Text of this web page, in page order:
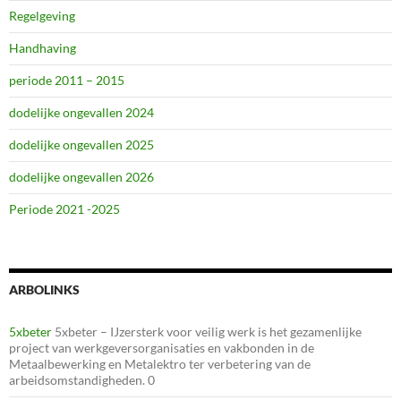
Regelgeving
Handhaving
periode 2011 – 2015
dodelijke ongevallen 2024
dodelijke ongevallen 2025
dodelijke ongevallen 2026
Periode 2021 -2025
ARBOLINKS
5xbeter 5xbeter – IJzersterk voor veilig werk is het gezamenlijke
project van werkgeversorganisaties en vakbonden in de
Metaalbewerking en Metalektro ter verbetering van de
arbeidsomstandigheden. 0